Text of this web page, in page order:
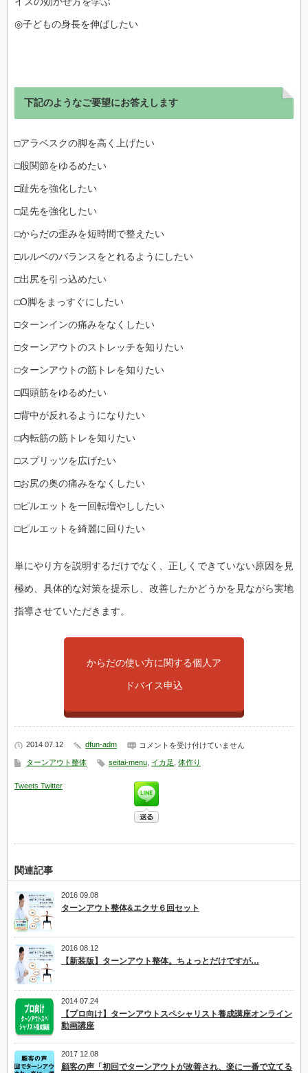
◎子どもの身長を伸ばしたい
下記のようなご要望にお答えします
□アラベスクの脚を高く上げたい
□股関節をゆるめたい
□趾先を強化したい
□足先を強化したい
□からだの歪みを短時間で整えたい
□ルルベのバランスをとれるようにしたい
□出尻を引っ込めたい
□O脚をまっすぐにしたい
□ターンインの痛みをなくしたい
□ターンアウトのストレッチを知りたい
□ターンアウトの筋トレを知りたい
□四頭筋をゆるめたい
□背中が反れるようになりたい
□内転筋の筋トレを知りたい
□スプリッツを広げたい
□お尻の奥の痛みをなくしたい
□ピルエットを一回転増やししたい
□ピルエットを綺麗に回りたい
単にやり方を説明するだけでなく、正しくできていない原因を見
極め、具体的な対策を提示し、改善したかどうかを見ながら実地
指導させていただきます。
からだの使い方に関する個人ア
ドバイス申込
2014 07.12 dfun-adm
か
だ
使
い
方
に
イ
コメントを受け付けていません
ターンアウト整体 seitai-menu イカ足 体作り
Tweets Twitter
関連記事
2016 09.08
ターンアウト整体&エクサ６回セット
2016 08.12
【新装版】ターンアウト整体。ちょっとだけですが…
2014 07.24
【プロ向け】ターンアウトスペシャリスト養成講座オンライン
動画講座
2017 12.08
顧客の声「初回でターンアウトが改善され、楽に一番で立てる